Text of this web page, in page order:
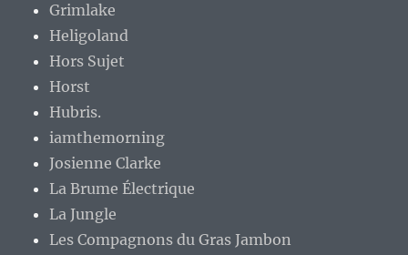
Grimlake
Heligoland
Hors Sujet
Horst
Hubris.
iamthemorning
Josienne Clarke
La Brume Électrique
La Jungle
Les Compagnons du Gras Jambon